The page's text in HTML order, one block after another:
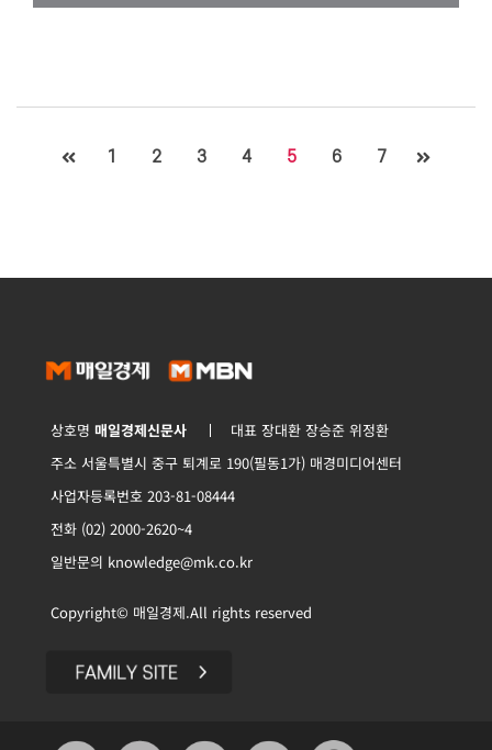
1 2 3 4 5 6 7
상호명매일경제신문사
대표 장대환 장승준 위정환
주소 서울특별시 중구 퇴계로 190(필동1가) 매경미디어센터
사업자등록번호 203-81-08444
전화 (02) 2000-2620~4
일반문의 knowledge@mk.co.kr
Copyright© 매일경제.All rights reserved